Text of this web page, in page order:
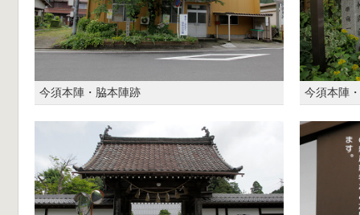
今須本陣・脇本陣跡 今須本陣